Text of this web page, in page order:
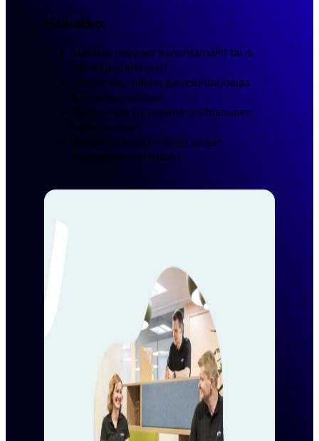
Haluatko:
Haastaa nykyiset toimintamallit tai it-
palvelutoimittajasi?
Ymmärtää, milloin palveluntarjoajaa
kannattaa vaihtaa?
Tietää, mitä kumppanin vaihtaminen
vaatii sinulta?
Saada 10 kohdan listan oikean
kumppanin valintaan?